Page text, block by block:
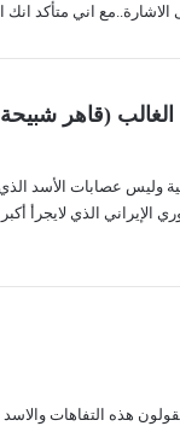
اني متأكد
(قاهر شبيحة
وليس عصابات الأسد
الإيراني الذي لايجرأ
لا يعرفون الواقع السوري ومنذ ٤